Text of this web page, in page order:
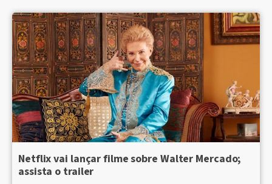
Netflix vai lançar filme sobre Walter Mercado;
assista o trailer